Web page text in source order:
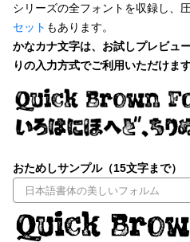
ご利用ガイド
お問い合わせ
太さ・ウェイト
セット or 単体
文字種類
シリーズの全フォントを収録し、
セット もあります。
かなカナ文字は、お試しプレビュ
りの入力方式でご利用いただけます
おためしサンプル（15文字まで）